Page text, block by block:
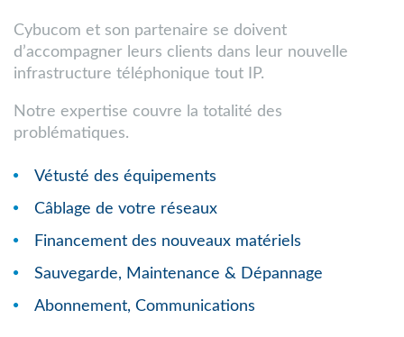
Cybucom et son partenaire se doivent
d’accompagner leurs clients dans leur nouvelle
infrastructure téléphonique tout IP.
Notre expertise couvre la totalité des
problématiques.
Vétusté des équipements
Câblage de votre réseaux
Financement des nouveaux matériels
Sauvegarde, Maintenance & Dépannage
Abonnement, Communications